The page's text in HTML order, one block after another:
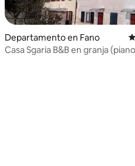
4.97 de 5; 122
Departamento en Fano
Casa Sgaria B&B en granja